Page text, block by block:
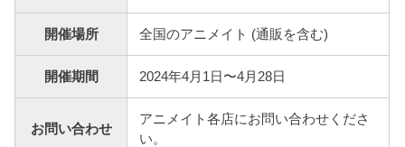
開催場所 全国のアニメイト (通販を含む)
開催期間 2024年4月1日〜4月28日
お問い合わせ
アニメイト各店にお問い合わせくださ
い。